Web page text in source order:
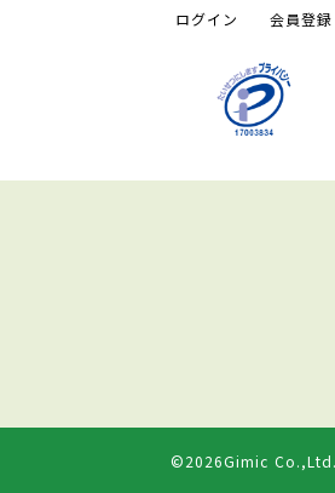
ログイン 会員登録
©2026Gimic Co.,Ltd.